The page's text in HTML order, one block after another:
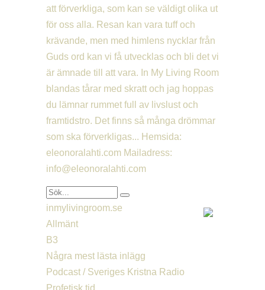
att förverkliga, som kan se väldigt olika ut
för oss alla. Resan kan vara tuff och
krävande, men med himlens nycklar från
Guds ord kan vi få utvecklas och bli det vi
är ämnade till att vara. In My Living Room
blandas tårar med skratt och jag hoppas
du lämnar rummet full av livslust och
framtidstro. Det finns så många drömmar
som ska förverkligas... Hemsida:
eleonoralahti.com Mailadress:
info@eleonoralahti.com
inmylivingroom.se
Allmänt
B3
Några mest lästa inlägg
Podcast / Sveriges Kristna Radio
Profetisk tid